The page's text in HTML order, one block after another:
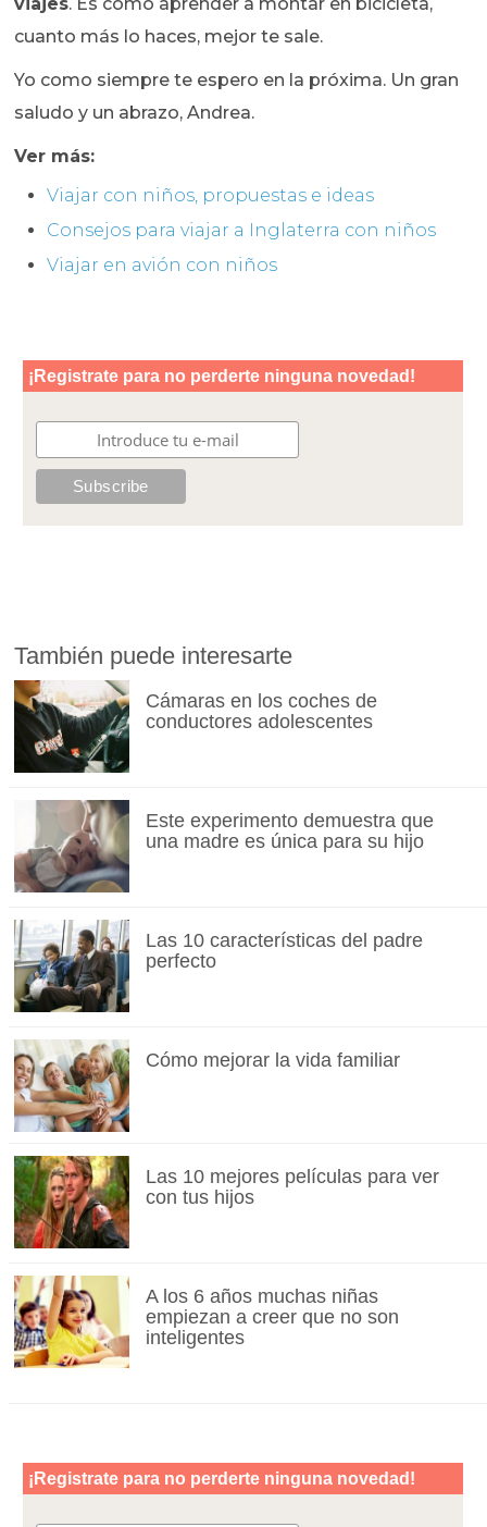
cuanto más lo haces, mejor te sale.
Yo como siempre te espero en la próxima. Un gran
saludo y un abrazo, Andrea.
Ver más:
Viajar con niños, propuestas e ideas
Consejos para viajar a Inglaterra con niños
Viajar en avión con niños
También puede interesarte
Cámaras en los coches de
conductores adolescentes
Este experimento demuestra que
una madre es única para su hijo
Las 10 características del padre
perfecto
Cómo mejorar la vida familiar
Las 10 mejores películas para ver
con tus hijos
A los 6 años muchas niñas
empiezan a creer que no son
inteligentes